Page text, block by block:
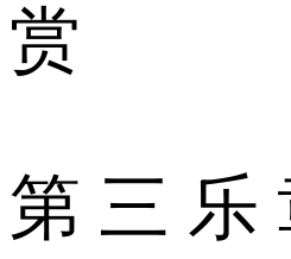
赏
第 三 乐